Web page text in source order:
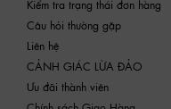
Kiểm tra trạng thái đơn hàng
Câu hỏi thường gặp
Liên hệ
CẢNH GIÁC LỪA ĐẢO
Ưu đãi thành viên